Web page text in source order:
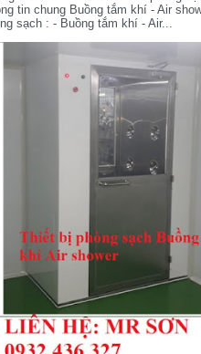
tin chung Buồng tắm khí - Air
sạch : - Buồng tắm khí - Air...